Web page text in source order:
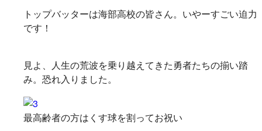
トップバッターは海部高校の皆さん。いやーすごい迫力
です！
見よ、人生の荒波を乗り越えてきた勇者たちの揃い踏
み。恐れ入りました。
最高齢者の方はくす球を割ってお祝い